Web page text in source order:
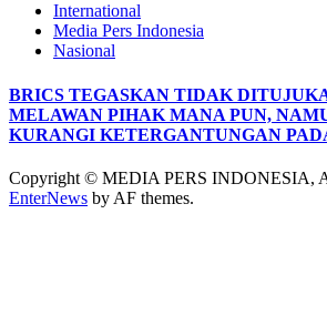
International
Media Pers Indonesia
Nasional
BRICS TEGASKAN TIDAK
MELAWAN PIHAK MANA PUN,
KURANGI KETERGANTUNGAN
Copyright © MEDIA PERS INDONESIA,
EnterNews by AF themes.